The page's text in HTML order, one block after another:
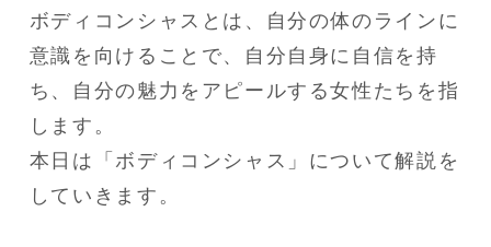
ボディコンシャスとは、自分の体のラインに
意識を向けることで、自分自身に自信を持
ち、自分の魅力をアピールする女性たちを指
します。
本日は「ボディコンシャス」について解説を
していきます。